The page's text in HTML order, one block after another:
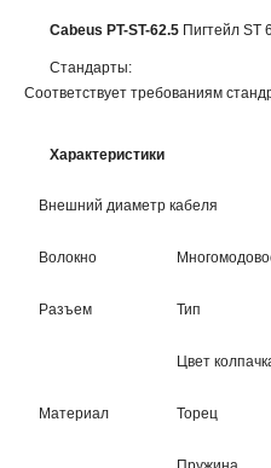
Cabeus PT-ST-62.5 Пигтейл ST
Стандарты:
Соответствует требованиям
Характеристики
Внешний диаметр кабеля
Волокно
Разъем Тип
Цвет
Материал Торец